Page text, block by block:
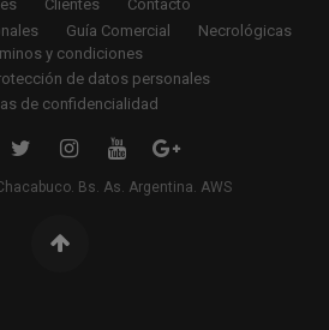
Clientes
Contacto
Guía Comercial
Necrológicas
y condiciones
de datos personales
de confidencialidad
Bs. As. Argentina. AWS